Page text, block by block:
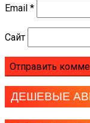
Email *
Сайт
ДЕШЕВЫЕ